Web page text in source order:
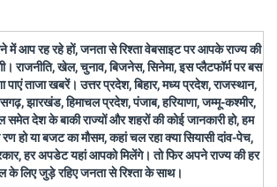
में आप रह रहे हों, जनता से रिश्ता वेबसाइट पर आपके राज्य की
राजनीति, खेल, चुनाव, बिजनेस, सिनेमा, इस प्लैटफॉर्म पर बस
ताजा खबरें। उत्तर प्रदेश, बिहार, मध्य प्रदेश, राजस्थान,
झारखंड, हिमाचल प्रदेश, पंजाब, हरियाणा, जम्मू-कश्मीर,
समेत देश के बाकी राज्यों और शहरों की कोई जानकारी हो, हम
हो या बजट का मौसम, कहां चल रहा क्या सियासी दांव-पेच,
हर अपडेट यहां आपको मिलेंगे। तो फिर अपने राज्य की हर
के लिए जुड़े रहिए जनता से रिश्ता के साथ।